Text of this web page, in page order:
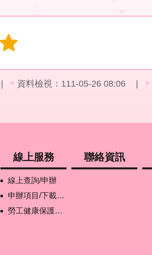
資料檢視：111-05-26 08:06
線上服務
線上查詢/申辦
申辦項目/下載表格
勞工健康保護管理報備資訊網
聯絡資訊